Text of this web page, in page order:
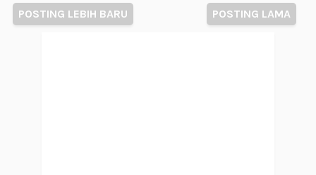
POSTING LEBIH BARU POSTING LAMA